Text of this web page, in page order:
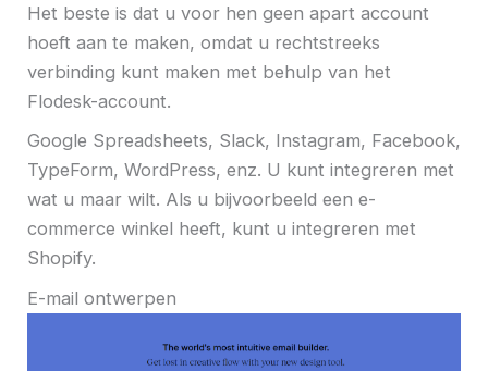
Het beste is dat u voor hen geen apart account
hoeft aan te maken, omdat u rechtstreeks
verbinding kunt maken met behulp van het
Flodesk-account.
Google Spreadsheets, Slack, Instagram, Facebook,
TypeForm, WordPress, enz. U kunt integreren met
wat u maar wilt. Als u bijvoorbeeld een e-
commerce winkel heeft, kunt u integreren met
Shopify.
E-mail ontwerpen